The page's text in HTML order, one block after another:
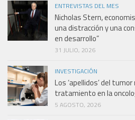
ENTREVISTAS DEL MES
Nicholas Stern,
una distracción y una
en desarrollo”
31 JULIO, 2026
INVESTIGACIÓN
Los ‘apellidos’ del
tratamiento en la
5 AGOSTO, 2026